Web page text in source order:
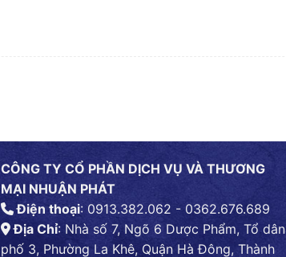
CÔNG TY CỔ PHẦN DỊCH VỤ VÀ THƯƠNG
MẠI NHUẬN PHÁT
Điện thoại: 0913.382.062 - 0362.676.689
Địa Chỉ: Nhà số 7, Ngõ 6 Dược Phẩm, Tổ dân
phố 3, Phường La Khê, Quận Hà Đông, Thành